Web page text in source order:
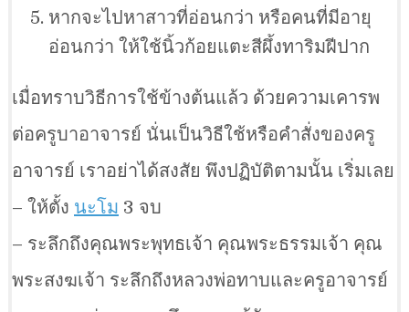
หากจะไปหาสาวที่อ่อนกว่า หรือคนที่มีอายุ
อ่อนกว่า ให้ใช้นิ้วก้อยแตะสีผึ้งทาริมฝีปาก
เมื่อทราบวิธีการใช้ข้างต้นแล้ว ด้วยความเคารพ
ต่อครูบาอาจารย์ นั่นเป็นวิธีใช้หรือคำสั่งของครู
อาจารย์ เราอย่าได้สงสัย พึงปฏิบัติตามนั้น เริ่มเลย
– ให้ตั้ง นะโม 3 จบ
– ระลึกถึงคุณพระพุทธเจ้า คุณพระธรรมเจ้า คุณ
พระสงฆเจ้า ระลึกถึงหลวงพ่อทาบและครูอาจารย์